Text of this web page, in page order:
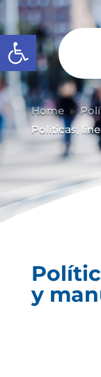
Abrir barra de
Home 9
Políticas,
y